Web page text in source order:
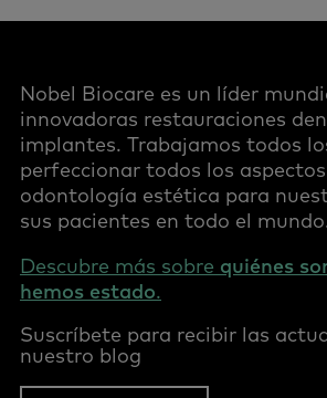
Nobel Biocare es un líder
innovadoras restauraciones
implantes. Trabajamos todos
perfeccionar todos los
odontología estética para
sus pacientes en todo el
Descubre más sobre quiénes
hemos estado.
Suscríbete para recibir las
nuestro blog